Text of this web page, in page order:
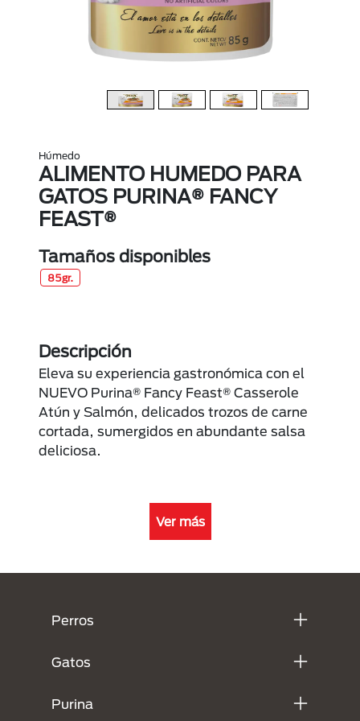
Húmedo
ALIMENTO HUMEDO PARA
GATOS PURINA® FANCY
FEAST®
Tamaños disponibles
85gr.
Descripción
Eleva su experiencia gastronómica con el
NUEVO Purina® Fancy Feast® Casserole
Atún y Salmón, delicados trozos de carne
cortada, sumergidos en abundante salsa
deliciosa.
Ver más
Perros
Gatos
Purina